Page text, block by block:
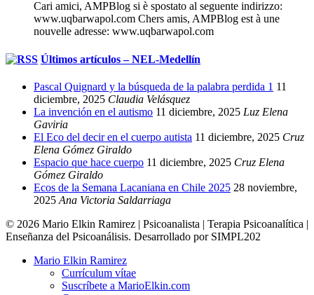
Cari amici, AMPBlog si è spostato al seguente indirizzo:
www.uqbarwapol.com Chers amis, AMPBlog est à une
nouvelle adresse: www.uqbarwapol.com
Últimos artículos – NEL-Medellín
Pascal Quignard y la búsqueda de la palabra perdida 1 11
diciembre, 2025 Claudia Velásquez
La invención en el autismo 11 diciembre, 2025 Luz Elena
Gaviria
El Eco del decir en el cuerpo autista 11 diciembre, 2025 Cruz
Elena Gómez Giraldo
Espacio que hace cuerpo 11 diciembre, 2025 Cruz Elena
Gómez Giraldo
Ecos de la Semana Lacaniana en Chile 2025 28 noviembre,
2025 Ana Victoria Saldarriaga
© 2026 Mario Elkin Ramirez | Psicoanalista | Terapia Psicoanalítica |
Enseñanza del Psicoanálisis. Desarrollado por SIMPL202
Close
Mario Elkin Ramirez
Currículum vítae
Suscríbete a MarioElkin.com